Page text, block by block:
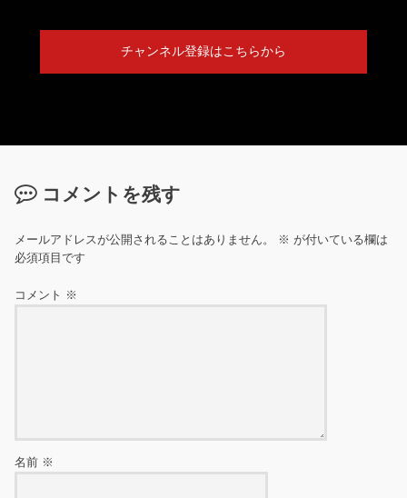
チャンネル登録はこちらから
コメントを残す
メールアドレスが公開されることはありません。 ※ が付いている欄は
必須項目です
コメント ※
名前 ※